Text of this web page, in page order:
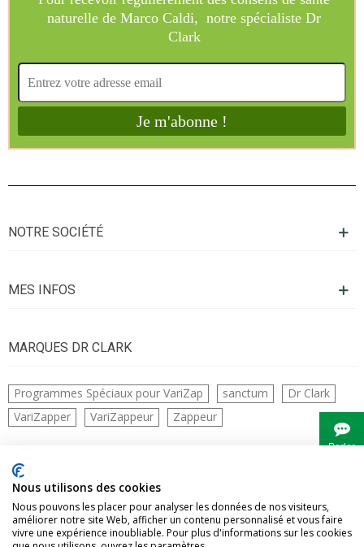
NOTRE SOCIÉTÉ
MES INFOS
MARQUES DR CLARK
Programmes Spéciaux pour VariZap sanctum
Dr Clark
VariZapper
VariZappeur Zappeur
CONTACTS
Parler
Nous utilisons des cookies
Nous pouvons les placer pour analyser les données de nos visiteurs,
améliorer notre site Web, afficher un contenu personnalisé et vous faire
vivre une expérience inoubliable. Pour plus d'informations sur les cookies